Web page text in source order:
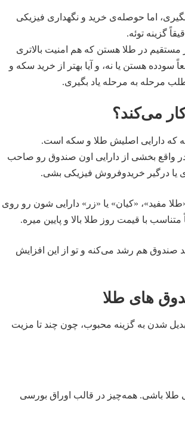
اما حوصله‌ی خرید و نگهداری فیزیکی
گزینه‌ توئه.
مستقیم در طلا هستن که هم امنیت بالاتری
سودده هستن یا نه، و آیا بهتر از خرید سکه و
مرحله‌ به‌ مرحله یاد بگیری.
می‌کند؟
که دارایی اصلیش طلا و سکه است.
واقع بخشی از دارایی اون صندوق رو صاحب
درگیر خریدوفروش فیزیکی بشی.
مفید»، «کیان» یا «زر» دارایی‌ شون رو روی
با قیمت روز طلا بالا و پایین میره.
صندوق هم رشد می‌کنه و تو از این افزایش
های طلا
شدن به گزینه‌ محبوب، چون چند تا مزیت
طلا باشی. همه‌چیز در قالب اوراق بورسی